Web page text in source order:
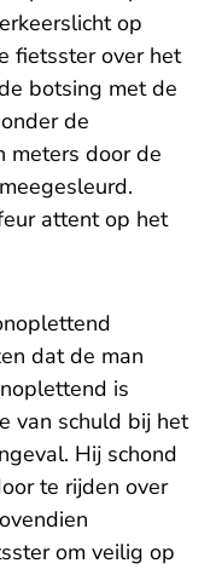
op
fietsster over het
botsing met de
de
meters door de
attent op het
dat de man
is
van schuld bij het
Hij schond
te rijden over
om veilig op